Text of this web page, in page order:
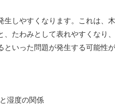
しやすくなります。これは、
たわみとして表れやすくなり
いった問題が発生する可能性が